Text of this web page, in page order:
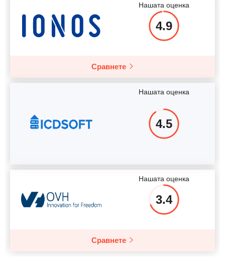
Нашата оценка
4.9
Сравнете
Нашата оценка
4.5
Нашата оценка
3.4
Сравнете